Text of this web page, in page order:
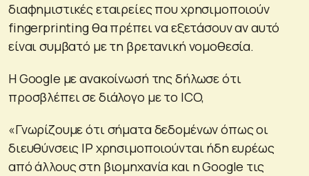
διαφημιστικές εταιρείες που χρησιμοποιούν
fingerprinting θα πρέπει να εξετάσουν αν αυτό
είναι συμβατό με τη βρετανική νομοθεσία.
Η Google με ανακοίνωσή της δήλωσε ότι
προσβλέπει σε διάλογο με το ICO,
«Γνωρίζουμε ότι σήματα δεδομένων όπως οι
διευθύνσεις IP χρησιμοποιούνται ήδη ευρέως
από άλλους στη βιομηχανία και η Google τις